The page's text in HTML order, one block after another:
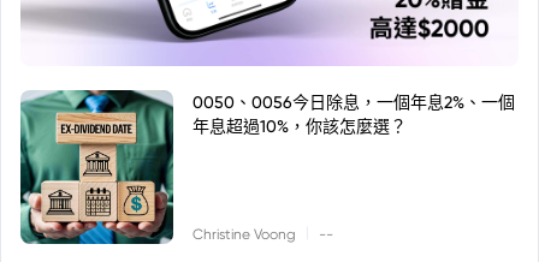
0050、0056今日除息，一個年息2%、一個
年息超過10%，你該怎麼選？
Christine Voong --